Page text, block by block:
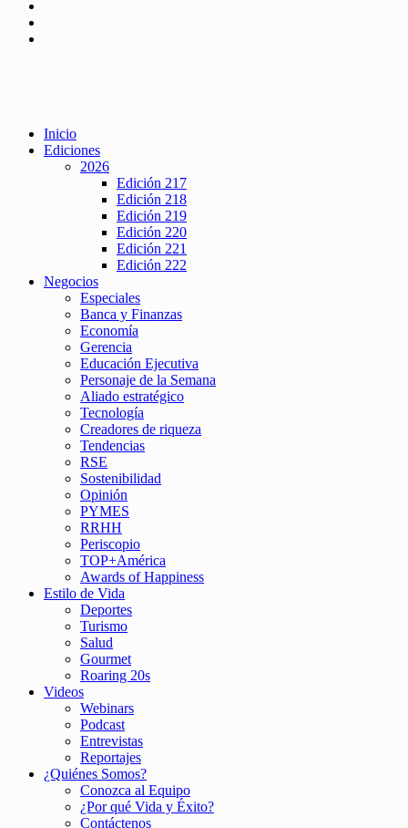
Inicio
Ediciones
2026
Edición 217
Edición 218
Edición 219
Edición 220
Edición 221
Edición 222
Negocios
Especiales
Banca y Finanzas
Economía
Gerencia
Educación Ejecutiva
Personaje de la Semana
Aliado estratégico
Tecnología
Creadores de riqueza
Tendencias
RSE
Sostenibilidad
Opinión
PYMES
RRHH
Periscopio
TOP+América
Awards of Happiness
Estilo de Vida
Deportes
Turismo
Salud
Gourmet
Roaring 20s
Videos
Webinars
Podcast
Entrevistas
Reportajes
¿Quiénes Somos?
Conozca al Equipo
¿Por qué Vida y Éxito?
Contáctenos